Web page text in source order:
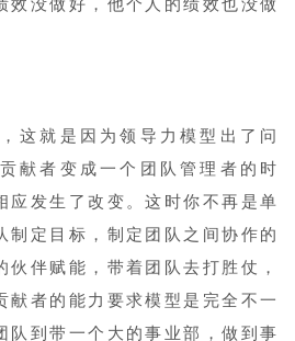
效没做好，他个人的绩效也没做
这就是因为领导力模型出了问
献者变成一个团队管理者的时
应发生了改变。这时你不再是单
制定目标，制定团队之间协作的
伙伴赋能，带着团队去打胜仗，
献者的能力要求模型是完全不一
队到带一个大的事业部，做到事